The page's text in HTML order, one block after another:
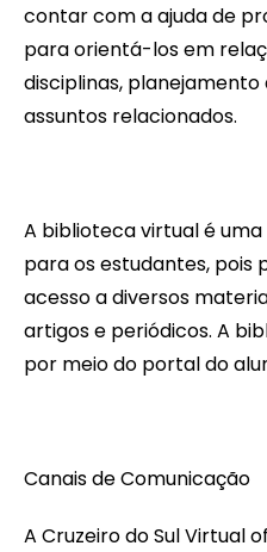
contar com a ajuda de
para orientá-los em
disciplinas,
assuntos relacionados.
A biblioteca virtual é
para os estudantes, pois
acesso a diversos
artigos e periódicos. A
por meio do portal do
Canais de Comunicação
A Cruzeiro do Sul Virtual